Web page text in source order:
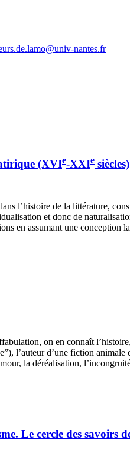
nantes.fr
(XVIe-XXIe siècles)
l’histoire de la littérature,
et donc de
en assumant une conception
on en connaît
l’auteur d’une fiction
la déréalisation,
Le cercle des savoirs